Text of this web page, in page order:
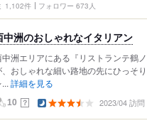
1,102件 フォロワー 673人
中洲のおしゃれなイタリアン
中洲エリアにある『リストランテ鶴
、おしゃれな細い路地の先にひっそ
詳細を見る
10 ？ 2023/04 訪問